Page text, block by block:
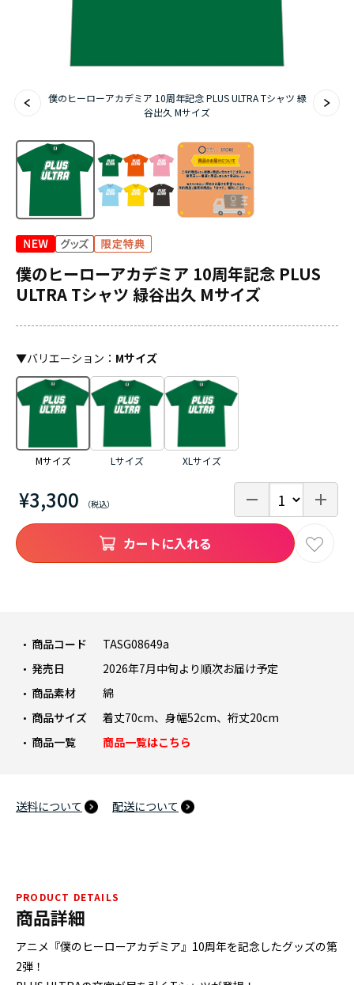
『ふつつかな悪女ではございますが ～雛宮蝶鼠と
りかえ伝～』
僕のヒーローアカデミア 10周年記念 PLUS ULTRA Tシャツ 緑
谷出久 Mサイズ
僕のヒーローアカデミア 10周年記念 PLUS
ULTRA Tシャツ 緑谷出久 Mサイズ
¥3,300
商品コード
TASG08649a
発売日
2026年7月中旬より順次お届け予定
商品素材
綿
商品サイズ
着丈70cm、身幅52cm、裄丈20cm
商品一覧
商品一覧はこちら
送料について 配送について
▼バリエーション ： Mサイズ
Mサイズ Lサイズ XLサイズ
カートに入れる
PRODUCT DETAILS
商品詳細
アニメ『僕のヒーローアカデミア』10周年を記念したグッズの第
2弾！